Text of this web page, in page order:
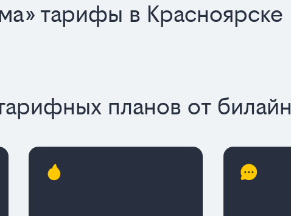
тарифы в Красноярске
планов от билайн